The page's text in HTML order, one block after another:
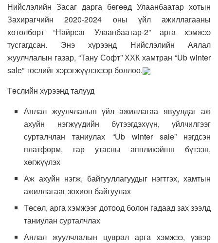
Нийслэлийн Засаг дарга бөгөөд Улаанбаатар хотын
Захирагчийн 2020-2024 оны үйл ажиллагааны
хөтөлбөрт “Найрсаг Улаанбаатар-2” арга хэмжээ
тусгагдсан. Энэ хүрээнд Нийслэлийн Аялал
жуулчлалын газар, “Тану Софт” ХХК хамтран “Ub winter
sale” төслийг хэрэгжүүлэхээр боллоо.
Төслийн хүрээнд талууд
Аялал жуулчлалын үйл ажиллагаа явуулдаг аж
ахуйн нэгжүүдийн бүтээгдэхүүн, үйлчилгээг
сурталчлан таниулах “Ub winter sale” нэгдсэн
платформ, гар утасны аппликэйшн бүтээн,
хөгжүүлэх
Аж ахуйн нэгж, байгууллагуудыг нэгтгэх, хамтын
ажиллагааг зохион байгуулах
Төсөл, арга хэмжээг дотоод болон гадаад зах зээлд
таниулан сурталчлах
Аялал жуулчлалын цуврал арга хэмжээ, үзвэр